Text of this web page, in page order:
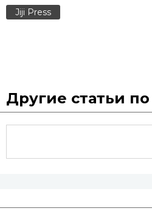
Jiji Press
Другие статьи